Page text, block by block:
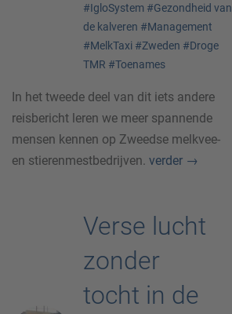
#IgloSystem #Gezondheid van
de kalveren #Management
#MelkTaxi #Zweden #Droge
TMR #Toenames
In het tweede deel van dit iets andere
reisbericht leren we meer spannende
mensen kennen op Zweedse melkvee-
en stierenmestbedrijven. verder →
Verse lucht
zonder
tocht in de